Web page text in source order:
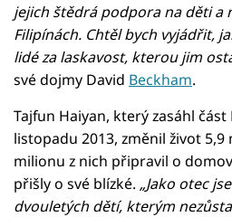
jejich štědrá podpora na děti a
Filipínách. Chtěl bych vyjádřit,
lidé za laskavost, kterou jim
své dojmy David Beckham.
Tajfun Haiyan, který zasáhl
listopadu 2013, změnil život
milionu z nich připravil o
přišly o své blízké. „Jako otec
dvouletých dětí, kterým